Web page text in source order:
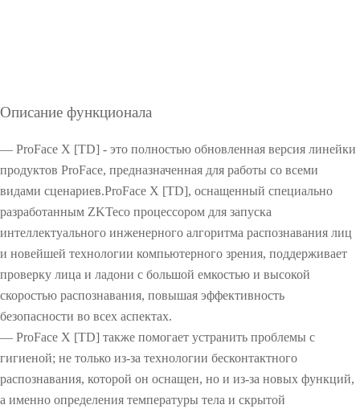
Описание функционала
— ProFace X [TD] - это полностью обновленная версия линейки
продуктов ProFace, предназначенная для работы со всеми
видами сценариев.ProFace X [TD], оснащенный специально
разработанным ZKTeco процессором для запуска
интеллектуального инженерного алгоритма распознавания лиц
и новейшей технологии компьютерного зрения, поддерживает
проверку лица и ладони с большой емкостью и высокой
скоростью распознавания, повышая эффективность
безопасности во всех аспектах.
— ProFace X [TD] также помогает устранить проблемы с
гигиеной; не только из-за технологии бесконтактного
распознавания, которой он оснащен, но и из-за новых функций,
а именно определения температуры тела и скрытой